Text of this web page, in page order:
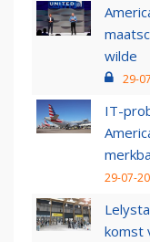
wilde
29-
IT-
29-07-
komst